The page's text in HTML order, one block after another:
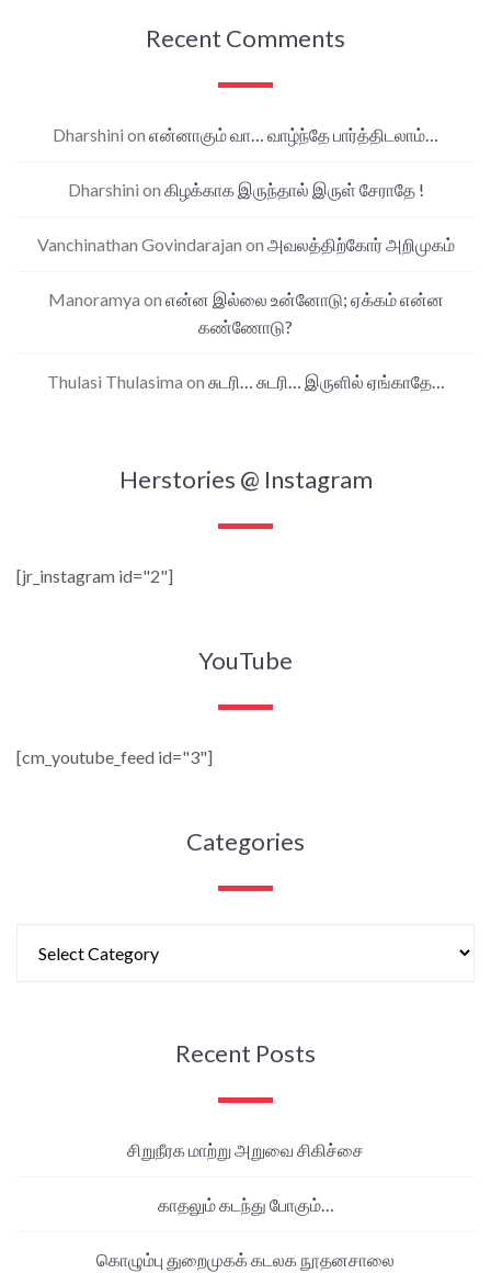
Recent Comments
Dharshini on என்னாகும் வா… வாழ்ந்தே பார்த்திடலாம்…
Dharshini on கிழக்காக இருந்தால் இருள் சேராதே !
Vanchinathan Govindarajan on அவலத்திற்கோர் அறிமுகம்
Manoramya on என்ன இல்லை உன்னோடு; ஏக்கம் என்ன
கண்ணோடு?
Thulasi Thulasima on சுடரி… சுடரி… இருளில் ஏங்காதே…
Herstories @ Instagram
[jr_instagram id="2"]
YouTube
[cm_youtube_feed id="3"]
Categories
Recent Posts
சிறுநீரக மாற்று அறுவை சிகிச்சை
காதலும் கடந்து போகும்…
கொழும்பு துறைமுகக் கடலக நூதனசாலை